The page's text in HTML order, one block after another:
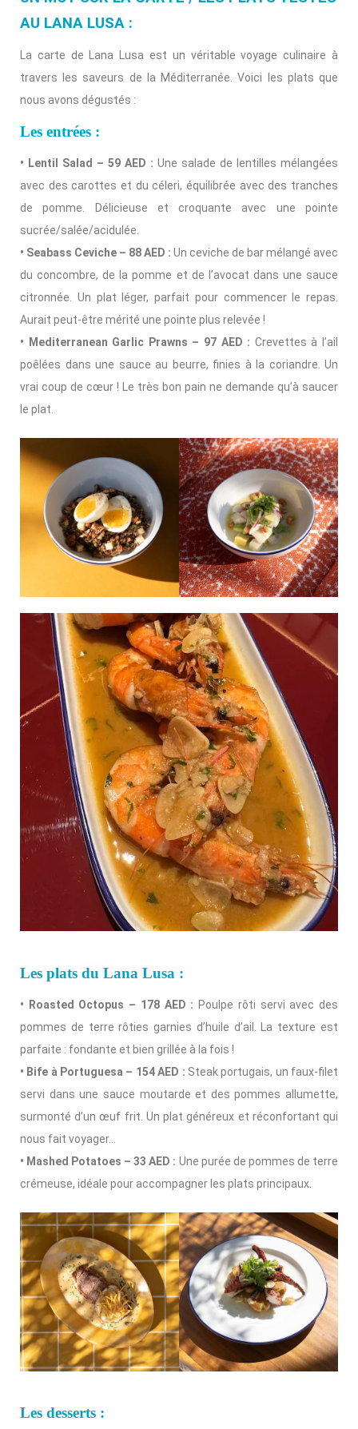
AU LANA LUSA :
La carte de Lana Lusa est un véritable voyage culinaire à
travers les saveurs de la Méditerranée. Voici les plats que
nous avons dégustés :
Les entrées :
• Lentil Salad – 59 AED : Une salade de lentilles mélangées
avec des carottes et du céleri, équilibrée avec des tranches
de pomme. Délicieuse et croquante avec une pointe
sucrée/salée/acidulée.
• Seabass Ceviche – 88 AED : Un ceviche de bar mélangé avec
du concombre, de la pomme et de l’avocat dans une sauce
citronnée. Un plat léger, parfait pour commencer le repas.
Aurait peut-être mérité une pointe plus relevée !
• Mediterranean Garlic Prawns – 97 AED : Crevettes à l’ail
poêlées dans une sauce au beurre, finies à la coriandre. Un
vrai coup de cœur ! Le très bon pain ne demande qu’à saucer
le plat.
Les plats du Lana Lusa :
• Roasted Octopus – 178 AED : Poulpe rôti servi avec des
pommes de terre rôties garnies d’huile d’ail. La texture est
parfaite : fondante et bien grillée à la fois !
• Bife à Portuguesa – 154 AED : Steak portugais, un faux-filet
servi dans une sauce moutarde et des pommes allumette,
surmonté d’un œuf frit. Un plat généreux et réconfortant qui
nous fait voyager…
• Mashed Potatoes – 33 AED : Une purée de pommes de terre
crémeuse, idéale pour accompagner les plats principaux.
Les desserts :